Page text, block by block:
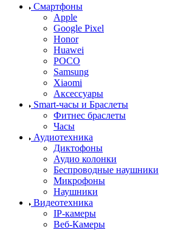
Смартфоны
Apple
Google Pixel
Honor
Huawei
POCO
Samsung
Xiaomi
Аксессуары
Smart-часы и Браслеты
Фитнес браслеты
Часы
Аудиотехника
Диктофоны
Аудио колонки
Беспроводные наушники
Микрофоны
Наушники
Видеотехника
IP-камеры
Веб-Камеры